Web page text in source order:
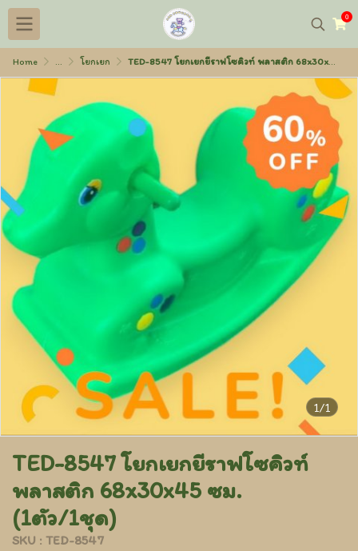
0
Home ... โยกเยก TED-8547 โยกเยกยีราฟโซคิวท์ พลาสติก 68x30x45 ซม. (1ตัว/1ชุด)
1/1
TED-8547 โยกเยกยีราฟโซคิวท์
พลาสติก 68x30x45 ซม.
(1ตัว/1ชุด)
SKU : TED-8547